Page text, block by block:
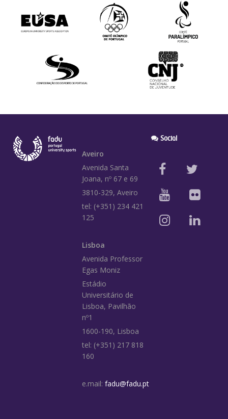
Aveiro
Avenida Santa
Joana, nº 67 e 69
3810-329, Aveiro
tel: (+351) 234 421
125
Lisboa
Avenida Professor
Egas Moniz
Estádio
Universitário de
Lisboa, Pavilhão
nº1
1600-190, Lisboa
tel: (+351) 217 818
160
e.mail: fadu@fadu.pt
Social